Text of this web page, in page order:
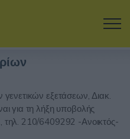
περιεχόμενο
εξετάσεων, Διακ.
για τη λήξη υποβολής
210/6409292 -Ανοικτός-